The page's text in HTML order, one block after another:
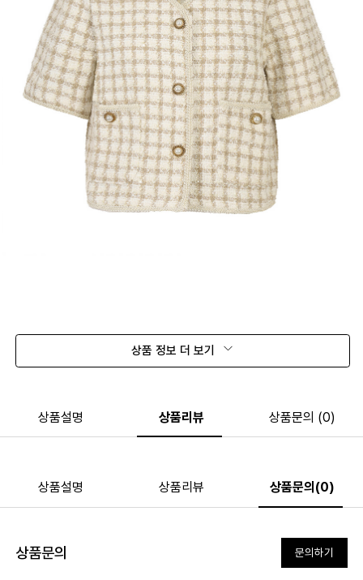
상품 정보 더 보기
상품설명 상품리뷰 상품문의 (0)
상품설명 상품리뷰 상품문의(0)
상품문의 문의하기